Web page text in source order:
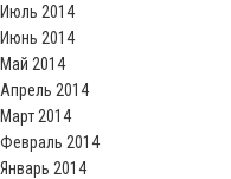
Июль 2014
Июнь 2014
Май 2014
Апрель 2014
Март 2014
Февраль 2014
Январь 2014